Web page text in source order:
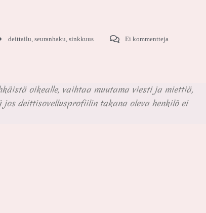
deittailu seuranhaku sinkkuus Ei kommentteja
oikealle, vaihtaa muutama viesti ja miettiä,
deittisovellusprofiilin takana oleva henkilö ei